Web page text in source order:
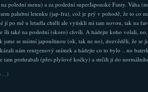
polední menu) a za poslední superJaponské Fanty. Váha
palubní letenku (jap-fra), což je prý v pohodě, že to co
jí po mě u letadla chtěli ale vytiskli mi tam novou, tak na
šli také na poslední (skoro) chvíli. A hádejte koho volali,
jsme se místní japonštinou (ok, tak ne no), dozvěděli, že
nám rentgenový snímek a hádejte co to bylo .. no
tam prohrabali (přes plyšové kočky) a strčili jí do